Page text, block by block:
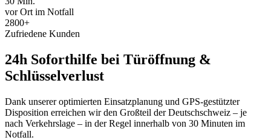
vor Ort im Notfall
2800+
Zufriedene Kunden
24h Soforthilfe bei Türöffnung &
Schlüsselverlust
Dank unserer optimierten Einsatzplanung und GPS-gestützter
Disposition erreichen wir den Großteil der Deutschschweiz – je
nach Verkehrslage – in der Regel innerhalb von 30 Minuten im
Notfall.